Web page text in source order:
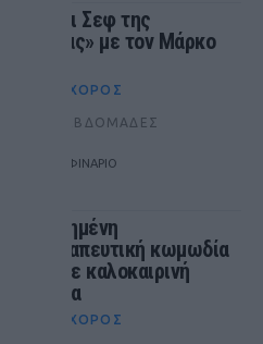
«Ζητείται Σεφ της
Κωμωδίας» με τον Μάρκο
ΘΈΑΤΡΟ+ΧΟΡΌΣ
ΠΡΙΝ 366 ΕΒΔΟΜΆΔΕΣ
ΘΕΑΤΡΟ ΔΕΛΦΙΝΑΡΙΟ
Η επιτυχημένη
ψυχοθεραπευτική κωμωδία
TocToc σε καλοκαιρινή
Περιοδεία
ΘΈΑΤΡΟ+ΧΟΡΌΣ